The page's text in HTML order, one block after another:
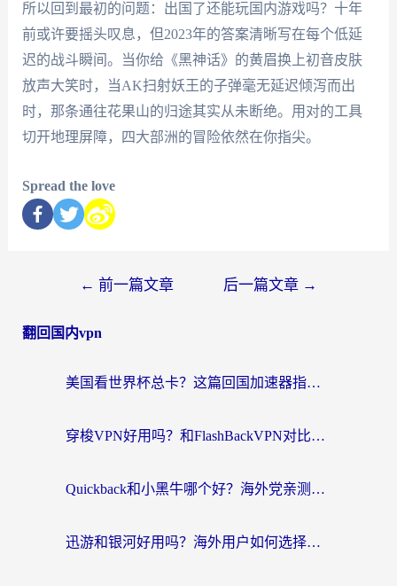
所以回到最初的问题：出国了还能玩国内游戏吗？十年
前或许要摇头叹息，但2023年的答案清晰写在每个低延
迟的战斗瞬间。当你给《黑神话》的黄眉换上初音皮肤
放声大笑时，当AK扫射妖王的子弹毫无延迟倾泻而出
时，那条通往花果山的归途其实从未断绝。用对的工具
切开地理屏障，四大部洲的冒险依然在你指尖。
Spread the love
← 前一篇文章 后一篇文章 →
翻回国内vpn
美国看世界杯总卡？这篇回国加速器指南帮你无缝刷国内资源（附苹果手机VPN设置步骤）
穿梭VPN好用吗？和FlashBackVPN对比哪个回国效果更好？
Quickback和小黑牛哪个好？海外党亲测指南，选对回国加速器秒回国内
迅游和银河好用吗？海外用户如何选择回国加速器实现无缝访问国内资源